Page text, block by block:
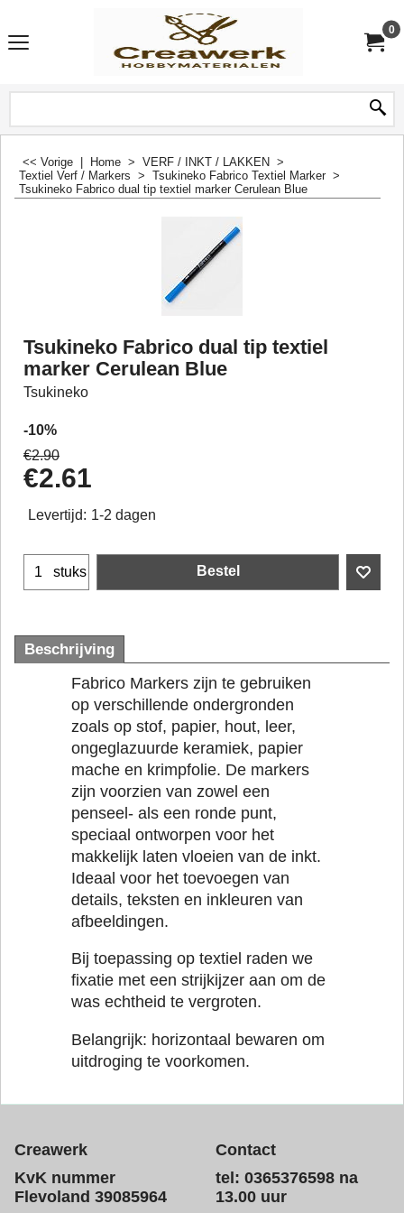
0
<< Vorige Home > VERF / INKT / LAKKEN >
Textiel Verf / Markers > Tsukineko Fabrico Textiel Marker >
Tsukineko Fabrico dual tip textiel marker Cerulean Blue
Tsukineko Fabrico dual tip textiel
marker Cerulean Blue
Tsukineko
-10%
€2.90
€2.61
Levertijd: 1-2 dagen
stuks Bestel
Beschrijving
Fabrico Markers zijn te gebruiken
op verschillende ondergronden
zoals op stof, papier, hout, leer,
ongeglazuurde keramiek, papier
mache en krimpfolie. De markers
zijn voorzien van zowel een
penseel- als een ronde punt,
speciaal ontworpen voor het
makkelijk laten vloeien van de inkt.
Ideaal voor het toevoegen van
details, teksten en inkleuren van
afbeeldingen.
Bij toepassing op textiel raden we
fixatie met een strijkijzer aan om de
was echtheid te vergroten.
Belangrijk: horizontaal bewaren om
uitdroging te voorkomen.
Creawerk
KvK nummer
Flevoland 39085964
Contact
tel: 0365376598 na
13.00 uur